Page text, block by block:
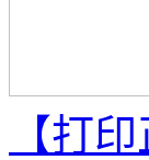
【打印